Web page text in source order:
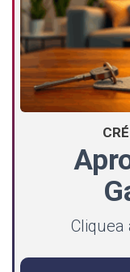
Cliquea